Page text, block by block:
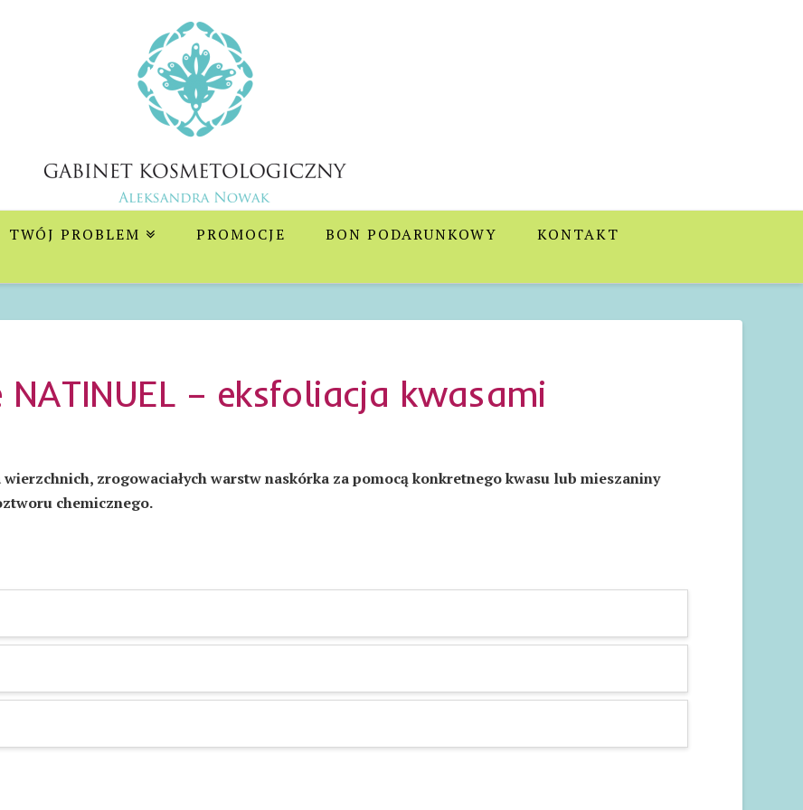
TWÓJ PROBLEM PROMOCJE BON PODARUNKOWY KONTAKT
NATINUEL – eksfoliacja kwasami
zrogowaciałych warstw naskórka za pomocą konkretnego kwasu lub mieszaniny
chemicznego.